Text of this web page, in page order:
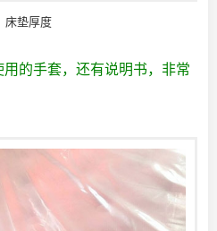
床垫厚度
的手套，还有说明书，非常